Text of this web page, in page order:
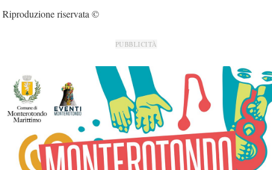
Riproduzione riservata ©
PUBBLICITÀ